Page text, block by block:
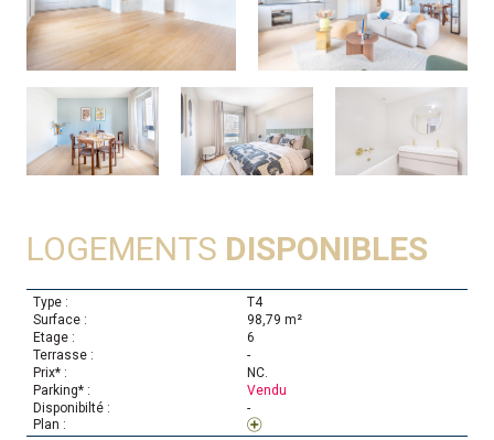
LOGEMENTS DISPONIBLES
T4
98,79 m²
6
-
NC.
Vendu
-